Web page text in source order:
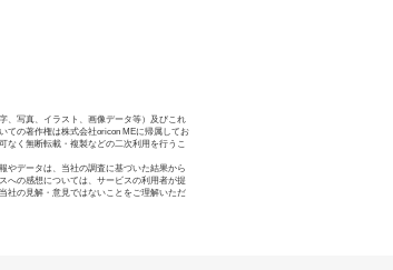
、写真、イラスト、画像データ等）及びこれ
ての著作権は株式会社oricon MEに帰属してお
なく無断転載・複製などの二次利用を行うこ
やデータは、当社の調査に基づいた結果から
への感想については、サービスの利用者が提
社の見解・意見ではないことをご理解いただ